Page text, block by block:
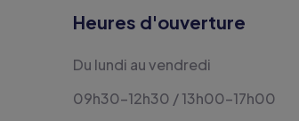
Heures d'ouverture
Du lundi au vendredi
09h30-12h30 / 13h00-17h00